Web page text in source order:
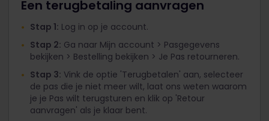
Een terugbetaling aanvragen
Stap 1: Log in op je account.
Stap 2: Ga naar Mijn account > Pasgegevens
bekijken > Bestelling bekijken > Je Pas retourneren.
Stap 3: Vink de optie 'Terugbetalen' aan, selecteer
de pas die je niet meer wilt, laat ons weten waarom
je je Pas wilt terugsturen en klik op 'Retour
aanvragen' als je klaar bent.